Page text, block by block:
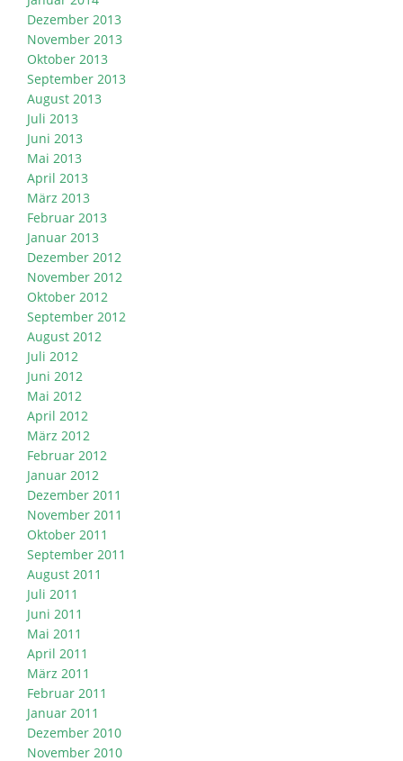
Dezember 2013
November 2013
Oktober 2013
September 2013
August 2013
Juli 2013
Juni 2013
Mai 2013
April 2013
März 2013
Februar 2013
Januar 2013
Dezember 2012
November 2012
Oktober 2012
September 2012
August 2012
Juli 2012
Juni 2012
Mai 2012
April 2012
März 2012
Februar 2012
Januar 2012
Dezember 2011
November 2011
Oktober 2011
September 2011
August 2011
Juli 2011
Juni 2011
Mai 2011
April 2011
März 2011
Februar 2011
Januar 2011
Dezember 2010
November 2010